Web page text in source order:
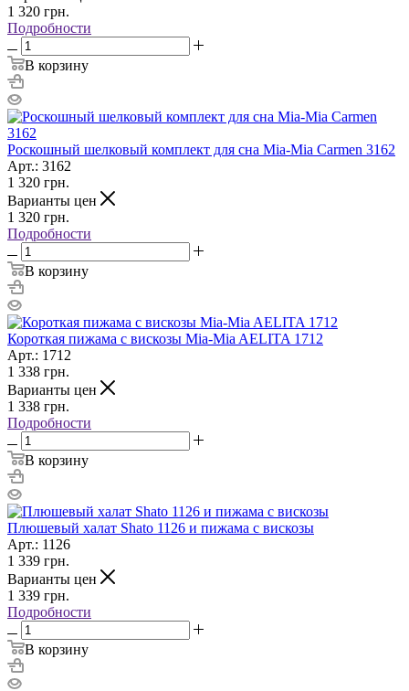
1 320 грн.
Подробности
В корзину
Роскошный шелковый комплект для сна Mia-Mia Carmen 3162
Арт.: 3162
1 320 грн.
Варианты цен
1 320 грн.
Подробности
В корзину
Короткая пижама с вискозы Mia-Mia AELITA 1712
Арт.: 1712
1 338 грн.
Варианты цен
1 338 грн.
Подробности
В корзину
Плюшевый халат Shato 1126 и пижама с вискозы
Арт.: 1126
1 339 грн.
Варианты цен
1 339 грн.
Подробности
В корзину